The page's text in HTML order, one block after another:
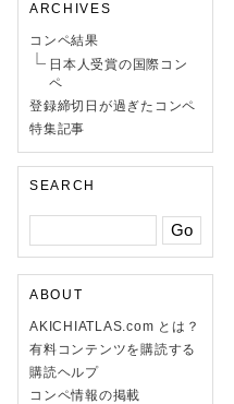
ARCHIVES
コンペ結果
日本人受賞の国際コン
ペ
登録締切日が過ぎたコンペ
特集記事
SEARCH
ABOUT
AKICHIATLAS.com とは？
有料コンテンツを購読する
購読ヘルプ
コンペ情報の掲載